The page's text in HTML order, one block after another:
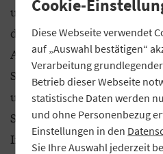
und Vorgaben festzulegen
die auch zur Eindämmung
Aktivitäten beitragen
Schutzziele Verfügbarkeit,
und Vertraulichkeit von
Systemen, Komponenten,
Informationen ist in
Cookie-
Diese Webseite verwendet
auf „Auswahl bestätigen“
Verarbeitung
Betrieb dieser Webseite
statistische Daten werden
und ohne Personenbezug
Einstellungen in den
Sie Ihre Auswahl jederzeit